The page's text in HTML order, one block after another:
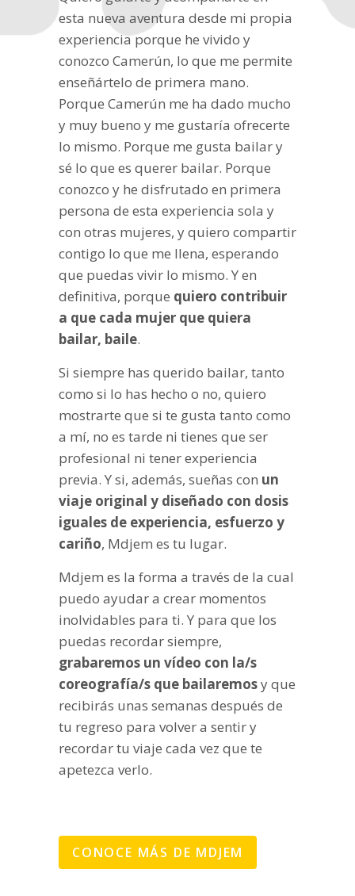
esta nueva aventura desde mi propia
experiencia porque he vivido y
conozco Camerún, lo que me permite
enseñártelo de primera mano.
Porque Camerún me ha dado mucho
y muy bueno y me gustaría ofrecerte
lo mismo. Porque me gusta bailar y
sé lo que es querer bailar. Porque
conozco y he disfrutado en primera
persona de esta experiencia sola y
con otras mujeres, y quiero compartir
contigo lo que me llena, esperando
que puedas vivir lo mismo. Y en
definitiva, porque quiero contribuir
a que cada mujer que quiera
bailar, baile.
Si siempre has querido bailar, tanto
como si lo has hecho o no, quiero
mostrarte que si te gusta tanto como
a mí, no es tarde ni tienes que ser
profesional ni tener experiencia
previa. Y si, además, sueñas con un
viaje original y diseñado con dosis
iguales de experiencia, esfuerzo y
cariño, Mdjem es tu lugar.
Mdjem es la forma a través de la cual
puedo ayudar a crear momentos
inolvidables para ti. Y para que los
puedas recordar siempre,
grabaremos un vídeo con la/s
coreografía/s que bailaremosy que
recibirás unas semanas después de
tu regreso para volver a sentir y
recordar tu viaje cada vez que te
apetezca verlo.
CONOCE MÁS DE MDJEM